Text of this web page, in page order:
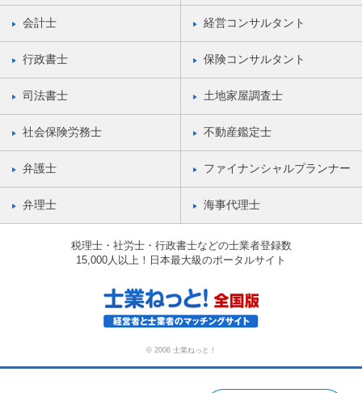
会計士 経営コンサルタント
行政書士 保険コンサルタント
司法書士 土地家屋調査士
社会保険労務士 不動産鑑定士
弁護士 ファイナンシャルプランナー
弁理士 海事代理士
税理士・社労士・行政書士などの士業者登録数
15,000人以上！日本最大級のポータルサイト
© 2006 士業ねっと！